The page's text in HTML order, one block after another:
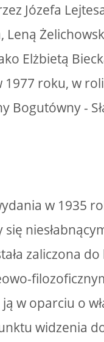
Józefa
Leną
Elżbietą
1977 roku, w
Bogutówny -
w 1935
się
zaliczona
w oparciu o
widzenia